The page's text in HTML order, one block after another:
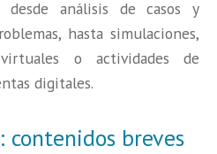
análisis de casos y
hasta simulaciones,
o actividades de
digitales.
contenidos breves